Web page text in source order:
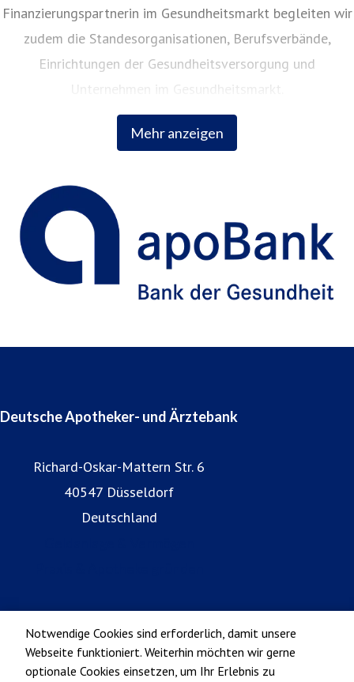
Notwendige Cookies sind erforderlich, damit unsere
Webseite funktioniert. Weiterhin möchten wir gerne
optionale Cookies einsetzen, um Ihr Erlebnis zu
Mehr anzeigen
Finanzierungspartnerin im Gesundheitsmarkt begleiten wir
zudem die Standesorganisationen, Berufsverbände,
Einrichtungen der Gesundheitsversorgung und
Unternehmen im Gesundheitsmarkt.
Deutsche Apotheker- und Ärztebank
Richard-Oskar-Mattern Str. 6
40547 Düsseldorf
Deutschland